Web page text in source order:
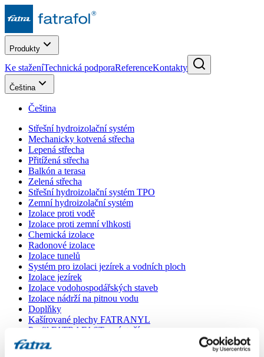
Produkty
Ke staženíTechnická podporaReferenceKontakty
Čeština
Čeština
Střešní hydroizolační systém
Mechanicky kotvená střecha
Lepená střecha
Přitížená střecha
Balkón a terasa
Zelená střecha
Střešní hydroizolační systém TPO
Zemní hydroizolační systém
Izolace proti vodě
Izolace proti zemní vlhkosti
Chemická izolace
Radonové izolace
Izolace tunelů
Systém pro izolaci jezírek a vodních ploch
Izolace jezírek
Izolace vodohospodářských staveb
Izolace nádrží na pitnou vodu
Doplňky
Kašírované plechy FATRANYL
Profil FATRAFAST s výztuží
Profil FATRAFLEX
Dlaždice FATRAFOL WALK 600